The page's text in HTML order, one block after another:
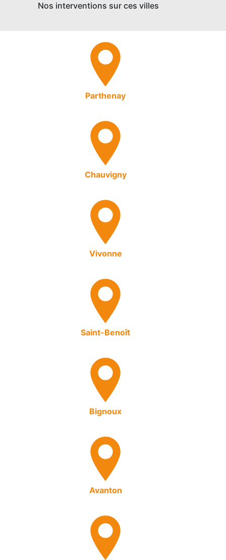
Nos interventions sur ces villes
Parthenay
Chauvigny
Vivonne
Saint-Benoît
Bignoux
Avanton